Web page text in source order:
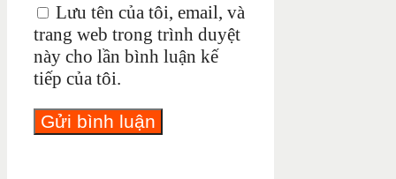
Lưu tên của tôi, email, và
trang web trong trình duyệt
này cho lần bình luận kế
tiếp của tôi.